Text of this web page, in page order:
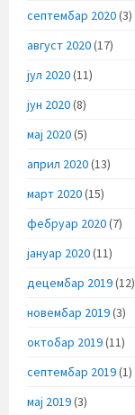
септембар 2020(3)
август 2020(17)
јул 2020(11)
јун 2020(8)
мај 2020(5)
април 2020(13)
март 2020(15)
фебруар 2020(7)
јануар 2020(11)
децембар 2019(12)
новембар 2019(3)
октобар 2019(11)
септембар 2019(1)
мај 2019(3)